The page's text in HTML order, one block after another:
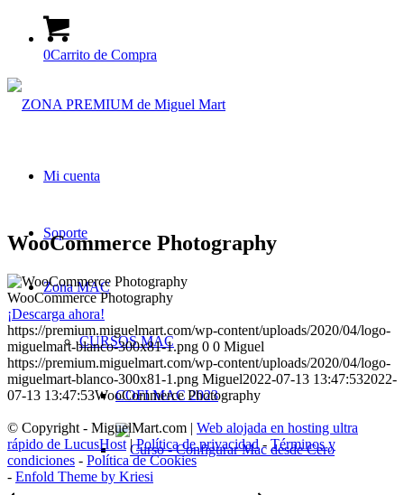
0Carrito de Compra
Mi cuenta
Soporte
Zona MAC
CURSOS MAC
COFI MAC 2023
WooCommerce Photography
WooCommerce Photography
¡Descarga ahora!
https://premium.miguelmart.com/wp-content/uploads/2020/04/logo-
miguelmart-blanco-300x81-1.png 0 0 Miguel
https://premium.miguelmart.com/wp-content/uploads/2020/04/logo-
miguelmart-blanco-300x81-1.png Miguel2022-07-13 13:47:532022-
07-13 13:47:53WooCommerce Photography
© Copyright - MiguelMart.com | Web alojada en hosting ultra
rápido de LucusHost |Política de privacidad- Términos y
condiciones - Política de Cookies
- Enfold Theme by Kriesi